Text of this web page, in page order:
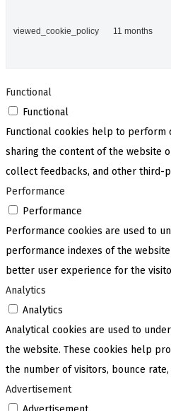
viewed_cookie_policy 11 months
Functional
Functional
Functional cookies help to perform
sharing the content of the website
collect feedbacks, and other third-
Performance
Performance
Performance cookies are used to
performance indexes of the
better user experience for the
Analytics
Analytics
Analytical cookies are used to
the website. These cookies help
the number of visitors, bounce
Advertisement